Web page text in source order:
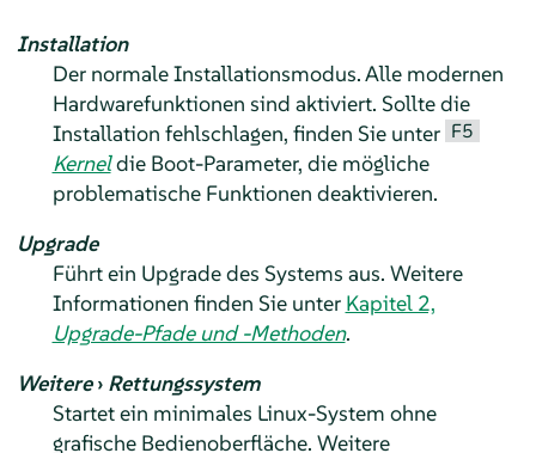
Installation
Der normale Installationsmodus. Alle modernen
Hardwarefunktionen sind aktiviert. Sollte die
Installation fehlschlagen, finden Sie unter F5
Kerneldie Boot-Parameter, die mögliche
problematische Funktionen deaktivieren.
Upgrade
Führt ein Upgrade des Systems aus. Weitere
Informationen finden Sie unter Kapitel 2,
Upgrade-Pfade und -Methoden.
Weitere› Rettungssystem
Startet ein minimales Linux-System ohne
grafische Bedienoberfläche. Weitere